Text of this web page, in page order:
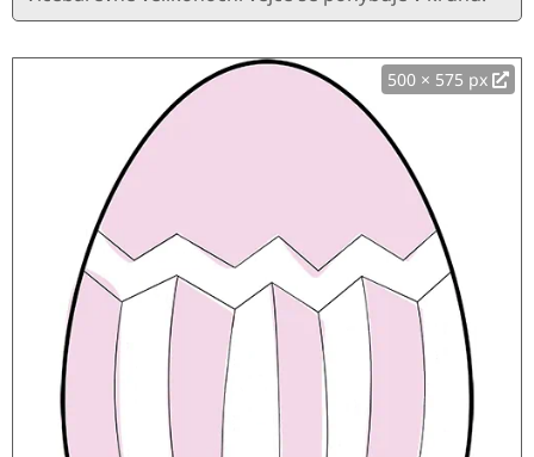
500 × 575 px